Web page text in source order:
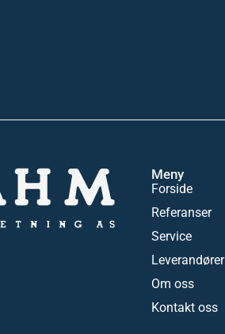
Meny
Forside
Referanser
Service
Leverandører
Om oss
Kontakt oss